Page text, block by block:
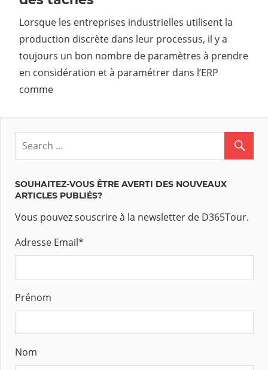
Lorsque les entreprises industrielles utilisent la
production discrète dans leur processus, il y a
toujours un bon nombre de paramètres à prendre
en considération et à paramétrer dans l’ERP
comme
SOUHAITEZ-VOUS ÊTRE AVERTI DES NOUVEAUX
ARTICLES PUBLIÉS?
Vous pouvez souscrire à la newsletter de D365Tour.
Adresse Email*
Prénom
Nom